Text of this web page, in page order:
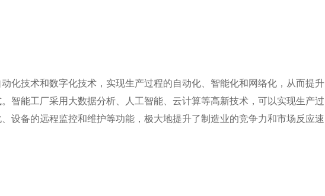
化技术和数字化技术，实现生产过程的自动化、智能化和网络化，从而提升
智能工厂采用大数据分析、人工智能、云计算等高新技术，可以实现生产过
设备的远程监控和维护等功能，极大地提升了制造业的竞争力和市场反应速